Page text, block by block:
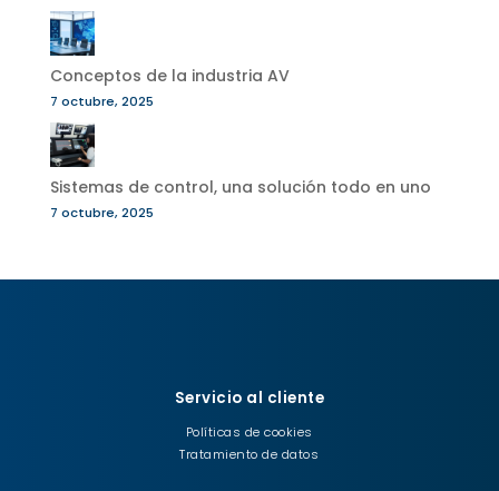
Conceptos de la industria AV
7 octubre, 2025
Sistemas de control, una solución todo en uno
7 octubre, 2025
Servicio al cliente
Políticas de cookies
Tratamiento de datos